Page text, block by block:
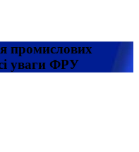
промислових
уваги ФРУ